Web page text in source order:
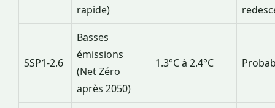
rapide)
SSP1-2.6
Basses
émissions
(Net Zéro
après 2050)
1.3°C à 2.4°C